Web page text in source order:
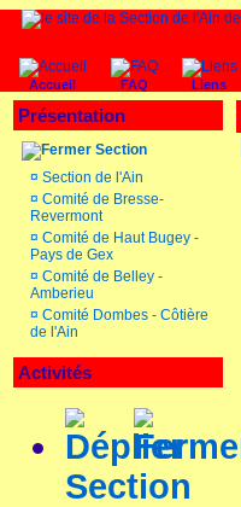
Accueil FAQ Liens
Présentation
Section
¤ Section de l'Ain
¤ Comité de Bresse-
Revermont
¤ Comité de Haut Bugey -
Pays de Gex
¤ Comité de Belley -
Amberieu
¤ Comité Dombes - Côtière
de l'Ain
Activités
Section